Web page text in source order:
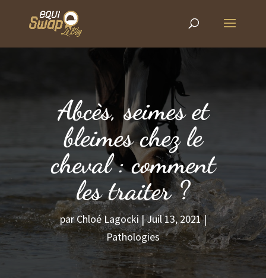
Abcès, seimes et
bleimes chez le
cheval : comment
les traiter ?
parChloé Lagocki|Juil 13, 2021|
Pathologies